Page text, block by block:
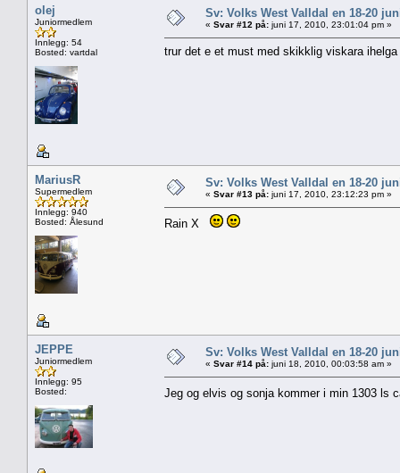
olej
Juniormedlem
Innlegg: 54
Bosted: vartdal
Sv: Volks West Valldal en 18-20
« Svar #12 på: juni 17, 2010, 23:01:04 pm »
trur det e et must med skikklig viskara
MariusR
Supermedlem
Innlegg: 940
Bosted: Ålesund
Sv: Volks West Valldal en 18-20
« Svar #13 på: juni 17, 2010, 23:12:23 pm »
Rain X
JEPPE
Juniormedlem
Innlegg: 95
Bosted:
Sv: Volks West Valldal en 18-20
« Svar #14 på: juni 18, 2010, 00:03:58 am »
Jeg og elvis og sonja kommer i min 1303